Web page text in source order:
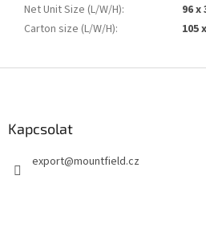
Net Unit Size (L/W/H):
96 x
Carton size (L/W/H): 105
Kapcsolat
export@mountfield.cz